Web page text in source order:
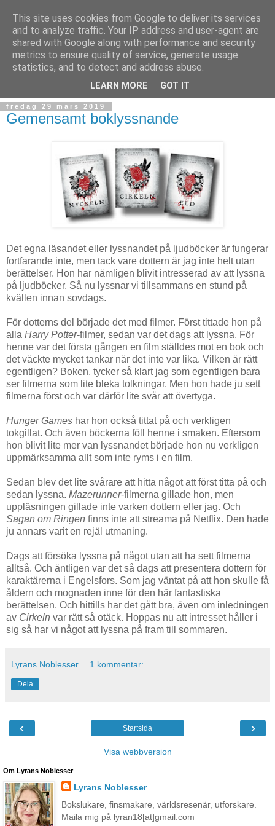
fredag 29 mars 2019
Gemensamt boklyssnande
Det egna läsandet eller lyssnandet på ljudböcker är fungerar
fortfarande inte, men tack vare dottern är jag inte helt utan
berättelser. Hon har nämligen blivit intresserad av att lyssna
på ljudböcker. Så nu lyssnar vi tillsammans en stund på
kvällen innan sovdags.
För dotterns del började det med filmer. Först tittade hon på
alla Harry Potter-filmer, sedan var det dags att lyssna. För
henne var det första gången en film ställdes mot en bok och
det väckte mycket tankar när det inte var lika. Vilken är rätt
egentligen? Boken, tycker så klart jag som egentligen bara
ser filmerna som lite bleka tolkningar. Men hon hade ju sett
filmerna först och var därför lite svår att övertyga.
Hunger Games har hon också tittat på och verkligen
tokgillat. Och även böckerna föll henne i smaken. Eftersom
hon blivit lite mer van lyssnandet började hon nu verkligen
uppmärksamma allt som inte ryms i en film.
Sedan blev det lite svårare att hitta något att först titta på och
sedan lyssna. Mazerunner-filmerna gillade hon, men
uppläsningen gillade inte varken dottern eller jag. Och
Sagan om Ringen finns inte att streama på Netflix. Den hade
ju annars varit en rejäl utmaning.
Dags att försöka lyssna på något utan att ha sett filmerna
alltså. Och äntligen var det så dags att presentera dottern för
karaktärerna i Engelsfors. Som jag väntat på att hon skulle få
åldern och mognaden inne för den här fantastiska
berättelsen. Och hittills har det gått bra, även om inledningen
av Cirkeln var rätt så otäck. Hoppas nu att intresset håller i
sig så har vi något att lyssna på fram till sommaren.
Lyrans Noblesser 1 kommentar:
Dela
‹ ›
Startsida
Visa webbversion
Om Lyrans Noblesser
Lyrans Noblesser
Bokslukare, finsmakare, världsresenär, utforskare.
Maila mig på lyran18[at]gmail.com
This site uses cookies from Google to deliver its services
and to analyze traffic. Your IP address and user-agent are
shared with Google along with performance and security
metrics to ensure quality of service, generate usage
statistics, and to detect and address abuse.
LEARN MORE GOT IT